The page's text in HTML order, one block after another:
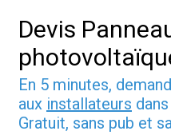
Devis
En 5 minutes,
aux installateurs
Gratuit, sans pub et